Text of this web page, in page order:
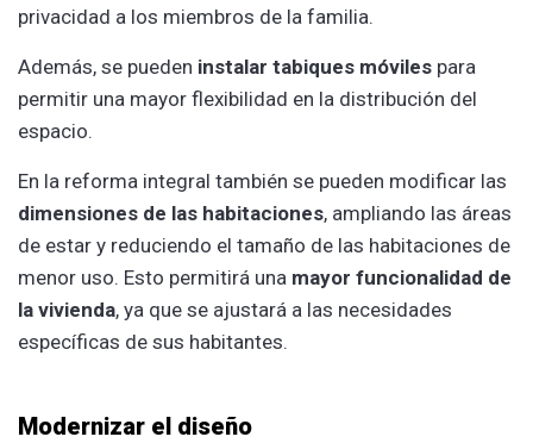
privacidad a los miembros de la familia.
Además, se pueden instalar tabiques móviles para
permitir una mayor flexibilidad en la distribución del
espacio.
En la reforma integral también se pueden modificar las
dimensiones de las habitaciones, ampliando las áreas
de estar y reduciendo el tamaño de las habitaciones de
menor uso. Esto permitirá una mayor funcionalidad de
la vivienda, ya que se ajustará a las necesidades
específicas de sus habitantes.
Modernizar el diseño